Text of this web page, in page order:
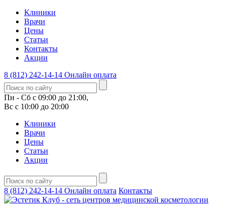
Клиники
Врачи
Цены
Статьи
Контакты
Акции
8 (812) 242-14-14 Онлайн оплата
Пн - Сб с 09:00 до 21:00,
Вс с 10:00 до 20:00
Клиники
Врачи
Цены
Статьи
Акции
8 (812) 242-14-14 Онлайн оплата Контакты